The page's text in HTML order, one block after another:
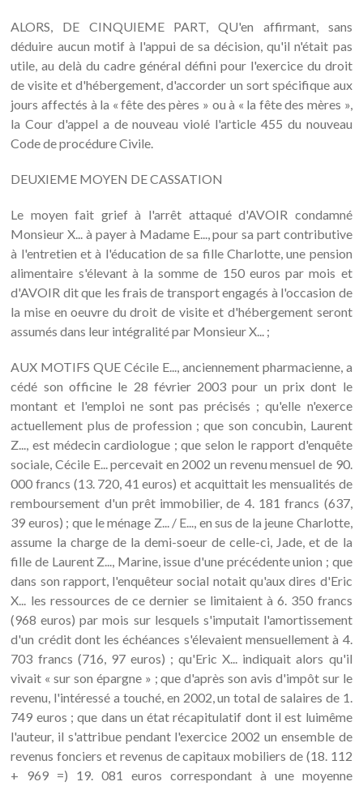
ALORS, DE CINQUIEME PART, QU'en affirmant, sans
déduire aucun motif à l'appui de sa décision, qu'il n'était pas
utile, au delà du cadre général défini pour l'exercice du droit
de visite et d'hébergement, d'accorder un sort spécifique aux
jours affectés à la « fête des pères » ou à « la fête des mères »,
la Cour d'appel a de nouveau violé l'article 455 du nouveau
Code de procédure Civile.
DEUXIEME MOYEN DE CASSATION
Le moyen fait grief à l'arrêt attaqué d'AVOIR condamné
Monsieur X... à payer à Madame E..., pour sa part contributive
à l'entretien et à l'éducation de sa fille Charlotte, une pension
alimentaire s'élevant à la somme de 150 euros par mois et
d'AVOIR dit que les frais de transport engagés à l'occasion de
la mise en oeuvre du droit de visite et d'hébergement seront
assumés dans leur intégralité par Monsieur X... ;
AUX MOTIFS QUE Cécile E..., anciennement pharmacienne, a
cédé son officine le 28 février 2003 pour un prix dont le
montant et l'emploi ne sont pas précisés ; qu'elle n'exerce
actuellement plus de profession ; que son concubin, Laurent
Z..., est médecin cardiologue ; que selon le rapport d'enquête
sociale, Cécile E... percevait en 2002 un revenu mensuel de 90.
000 francs (13. 720, 41 euros) et acquittait les mensualités de
remboursement d'un prêt immobilier, de 4. 181 francs (637,
39 euros) ; que le ménage Z... / E..., en sus de la jeune Charlotte,
assume la charge de la demi-soeur de celle-ci, Jade, et de la
fille de Laurent Z..., Marine, issue d'une précédente union ; que
dans son rapport, l'enquêteur social notait qu'aux dires d'Eric
X... les ressources de ce dernier se limitaient à 6. 350 francs
(968 euros) par mois sur lesquels s'imputait l'amortissement
d'un crédit dont les échéances s'élevaient mensuellement à 4.
703 francs (716, 97 euros) ; qu'Eric X... indiquait alors qu'il
vivait « sur son épargne » ; que d'après son avis d'impôt sur le
revenu, l'intéressé a touché, en 2002, un total de salaires de 1.
749 euros ; que dans un état récapitulatif dont il est luimême
l'auteur, il s'attribue pendant l'exercice 2002 un ensemble de
revenus fonciers et revenus de capitaux mobiliers de (18. 112
+ 969 =) 19. 081 euros correspondant à une moyenne